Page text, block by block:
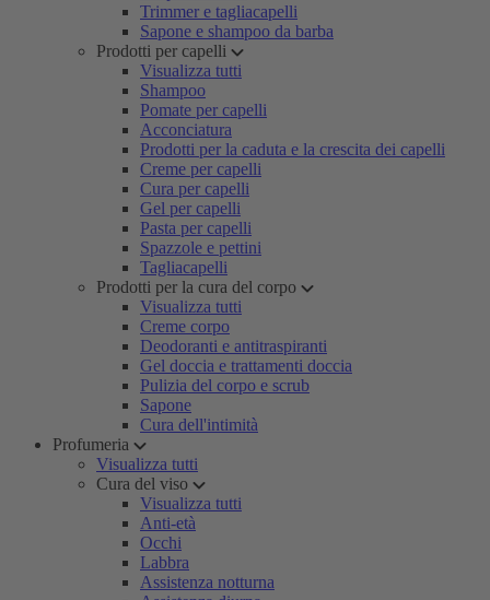
Trimmer e tagliacapelli
Sapone e shampoo da barba
Prodotti per capelli
Visualizza tutti
Shampoo
Pomate per capelli
Acconciatura
Prodotti per la caduta e la crescita dei capelli
Creme per capelli
Cura per capelli
Gel per capelli
Pasta per capelli
Spazzole e pettini
Tagliacapelli
Prodotti per la cura del corpo
Visualizza tutti
Creme corpo
Deodoranti e antitraspiranti
Gel doccia e trattamenti doccia
Pulizia del corpo e scrub
Sapone
Cura dell'intimità
Profumeria
Visualizza tutti
Cura del viso
Visualizza tutti
Anti-età
Occhi
Labbra
Assistenza notturna